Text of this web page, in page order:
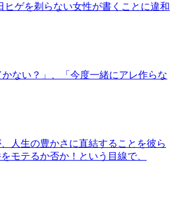
ゲを剃らない女性が書くことに違和
ない？」、「今度一緒にアレ作らな
人生の豊かさに直結することを彼ら
モテるか否か！という目線で、